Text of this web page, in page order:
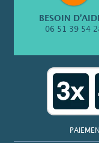
BESOIN
06 51 39 54